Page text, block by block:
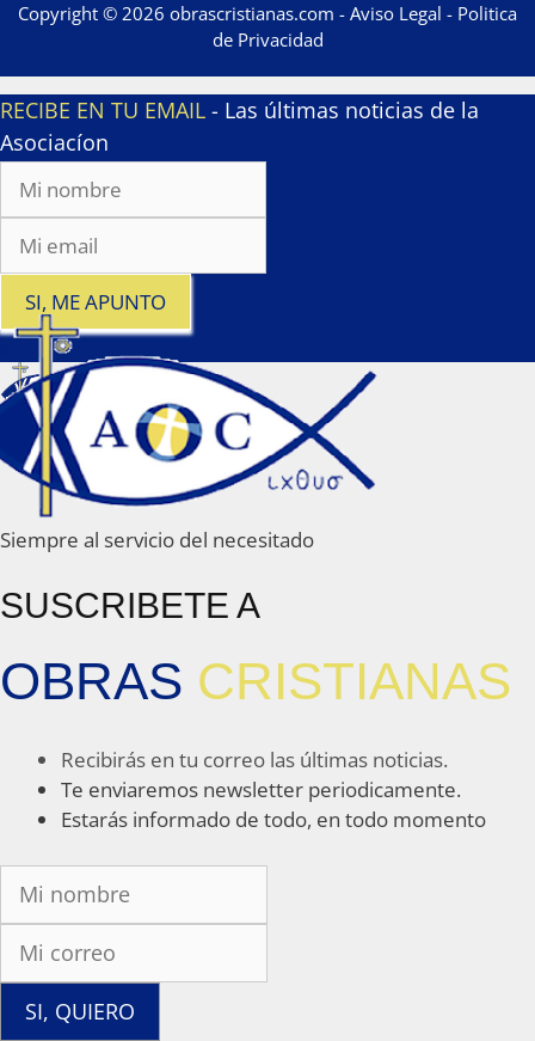
Copyright © 2026 obrascristianas.com - Aviso Legal - Politica
de Privacidad
RECIBE EN TU EMAIL - Las últimas noticias de la
Asociacíon
SI, ME APUNTO
Siempre al servicio del necesitado
SUSCRIBETE A
OBRAS CRISTIANAS
Recibirás en tu correo las últimas noticias.
Te enviaremos newsletter periodicamente.
Estarás informado de todo, en todo momento
SI, QUIERO